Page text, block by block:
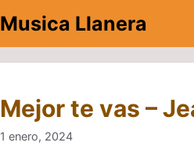
Musica Llanera
Mejor te vas –
1 enero, 2024